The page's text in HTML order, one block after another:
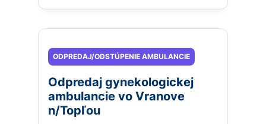
ODPREDAJ/ODSTÚPENIE AMBULANCIE
Odpredaj gynekologickej
ambulancie vo Vranove
n/Topľou